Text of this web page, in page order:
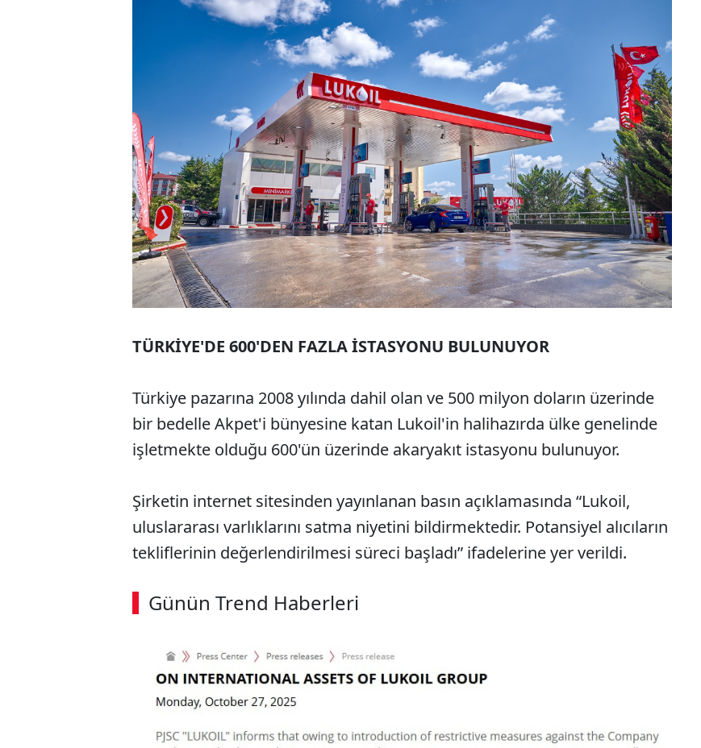
TÜRKİYE'DE 600'DEN FAZLA İSTASYONU BULUNUYOR
Türkiye pazarına 2008 yılında dahil olan ve 500 milyon doların üzerinde
bir bedelle Akpet'i bünyesine katan Lukoil'in halihazırda ülke genelinde
işletmekte olduğu 600'ün üzerinde akaryakıt istasyonu bulunuyor.
Şirketin internet sitesinden yayınlanan basın açıklamasında “Lukoil,
uluslararası varlıklarını satma niyetini bildirmektedir. Potansiyel alıcıların
tekliflerinin değerlendirilmesi süreci başladı” ifadelerine yer verildi.
Günün Trend Haberleri
00:02 / 09:08